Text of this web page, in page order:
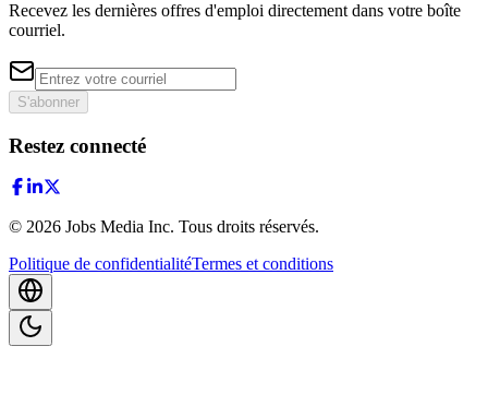
Recevez les dernières offres d'emploi directement dans votre boîte
courriel.
S'abonner
Restez connecté
© 2026 Jobs Media Inc. Tous droits réservés.
Politique de confidentialitéTermes et conditions